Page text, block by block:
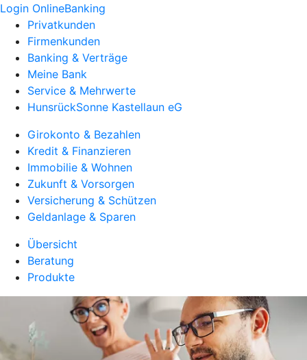
Login OnlineBanking
Privatkunden
Firmenkunden
Banking & Verträge
Meine Bank
Service & Mehrwerte
HunsrückSonne Kastellaun eG
Girokonto & Bezahlen
Kredit & Finanzieren
Immobilie & Wohnen
Zukunft & Vorsorgen
Versicherung & Schützen
Geldanlage & Sparen
Übersicht
Beratung
Produkte